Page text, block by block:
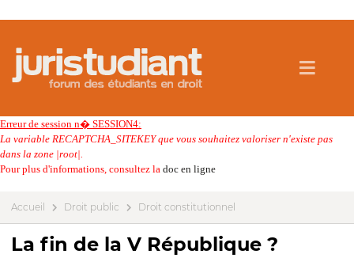
Erreur de session n� SESSION4:
La variable RECAPTCHA_SITEKEY que vous souhaitez valoriser n'existe pas
dans la zone |root|.
Pour plus d'informations, consultez la doc en ligne
Accueil Droit public Droit constitutionnel
La fin de la V République ?